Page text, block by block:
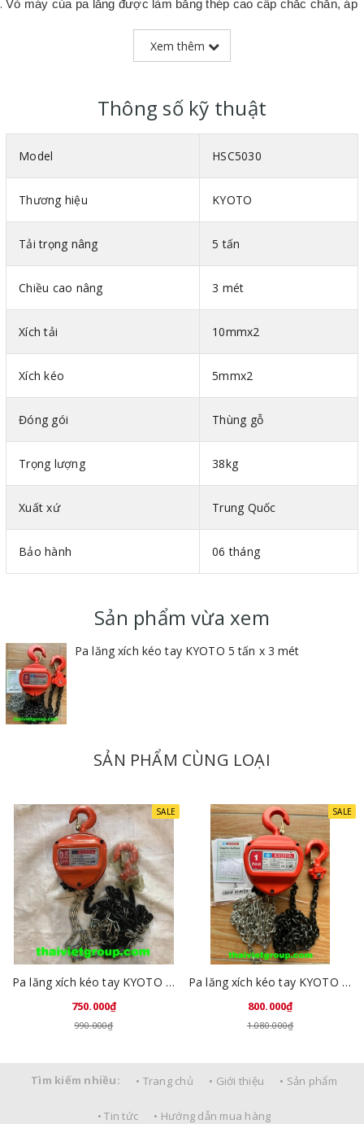
Vỏ máy của pa lăng được làm bằng thép cao cấp chắc chắn, áp
Xích tải của pa lăng được làm dày, công nghệ đúc với độ chính
việc khắc nhiệt, kể cả quá tải.
thép cao cấp, chắc chắn và có độ bền cao, có chốt chặn giúp
Xem thêm
Thông số kỹ thuật
Model HSC5030
Thương hiệu KYOTO
Tải trọng nâng 5 tấn
Chiều cao nâng 3 mét
Xích tải 10mmx2
Xích kéo 5mmx2
Đóng gói Thùng gỗ
Trọng lượng 38kg
Xuất xứ Trung Quốc
Bảo hành 06 tháng
Sản phẩm vừa xem
Pa lăng xích kéo tay KYOTO 5 tấn x 3 mét
SẢN PHẨM CÙNG LOẠI
SALE
Pa lăng xích kéo tay KYOTO 0.5 tấn x 2,5 mét
750.000₫
990.000₫
SALE
Pa lăng xích kéo tay KYOTO 1 tấn x 2.5 mét
800.000₫
1.080.000₫
Tìm kiếm nhiều: • Trang chủ • Giới thiệu • Sản phẩm
• Tin tức • Hướng dẫn mua hàng